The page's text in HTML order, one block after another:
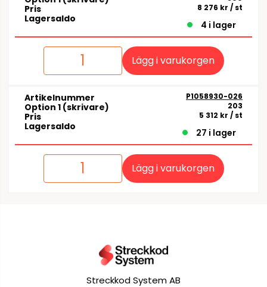
Pris 8 276 kr / st
Lagersaldo
4 i lager
Lägg i varukorgen
Artikelnummer P1058930-026
Option 1 (skrivare) 203
Pris 5 312 kr / st
Lagersaldo
27 i lager
Lägg i varukorgen
Streckkod System AB